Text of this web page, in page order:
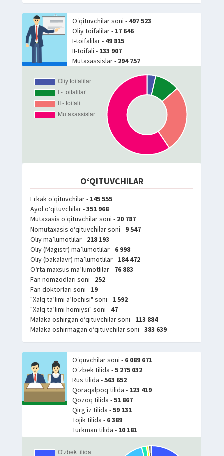
O‘qituvchilar soni - 497 523
Oliy toifalilar - 17 646
I-toifalilar - 49 815
II-toifali - 133 907
Mutaxassislar - 294 757
O‘QITUVCHILAR
Erkak o‘qituvchilar - 145 555
Ayol o‘qituvchilar -351 968
Mutaxasis o‘qituvchilar soni - 20 787
Nomutaxasis o‘qituvchilar soni - 9 547
Oliy ma’lumotlilar - 218 193
Oliy (Magistr) ma’lumotlilar - 6 998
Oliy (bakalavr) ma’lumotlilar - 184 472
O‘rta maxsus ma’lumotlilar - 76 883
Fan nomzodlari soni - 252
Fan doktorlari soni - 19
"Xalq ta’limi a’lochisi" soni - 1 592
"Xalq ta’limi homiysi" soni - 47
Malaka oshirgan o‘qituvchilar soni - 113 884
Malaka oshirmagan o‘qituvchilar soni -383 639
O‘quvchilar soni - 6 089 671
O‘zbek tilida -5 275 032
Rus tilida -563 652
Qoraqalpoq tilida - 123 419
Qozoq tilida -51 867
Qirg‘iz tilida -59 131
Tojik tilida - 6 389
Turkman tilida - 10 181